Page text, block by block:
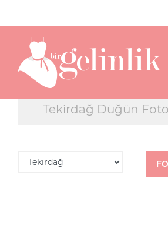
Tekirdağ Düğün